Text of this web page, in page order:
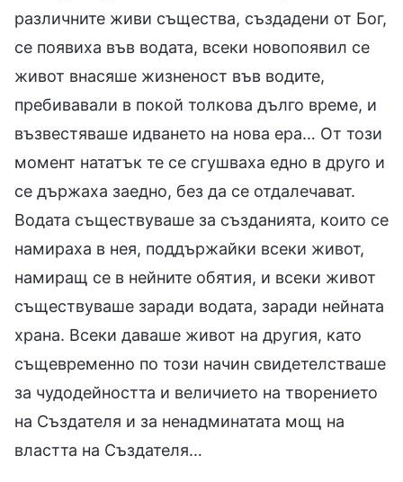
различните живи същества, създадени от Бог,
се появиха във водата, всеки новопоявил се
живот внасяше жизненост във водите,
пребивавали в покой толкова дълго време, и
възвестяваше идването на нова ера… От този
момент нататък те се сгушваха едно в друго и
се държаха заедно, без да се отдалечават.
Водата съществуваше за създанията, които се
намираха в нея, поддържайки всеки живот,
намиращ се в нейните обятия, и всеки живот
съществуваше заради водата, заради нейната
храна. Всеки даваше живот на другия, като
същевременно по този начин свидетелстваше
за чудодейността и величието на творението
на Създателя и за ненадминатата мощ на
властта на Създателя…